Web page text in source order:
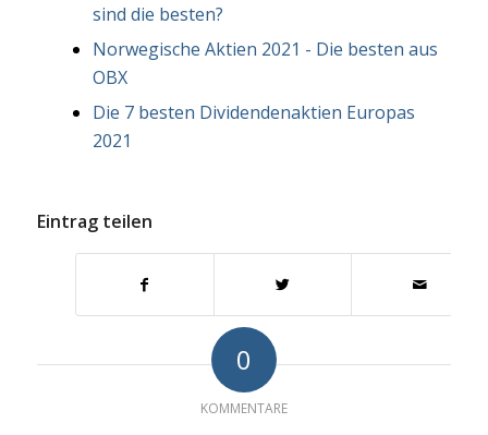
sind die besten?
Norwegische Aktien 2021 - Die besten aus
OBX
Die 7 besten Dividendenaktien Europas
2021
Eintrag teilen
0
KOMMENTARE